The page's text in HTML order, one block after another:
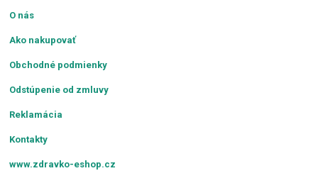
O nás
Ako nakupovať
Obchodné podmienky
Odstúpenie od zmluvy
Reklamácia
Kontakty
www.zdravko-eshop.cz